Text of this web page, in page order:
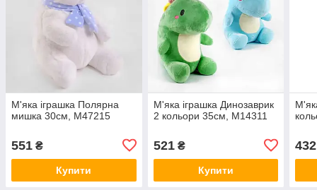
М'яка іграшка Полярна
мишка 30см, М47215
551 ₴
Купити
М'яка іграшка Динозаврик
2 кольори 35см, M14311
521₴
Купити
432